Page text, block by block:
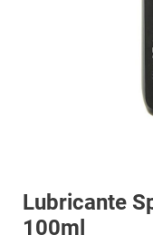
Lubricante
100ml